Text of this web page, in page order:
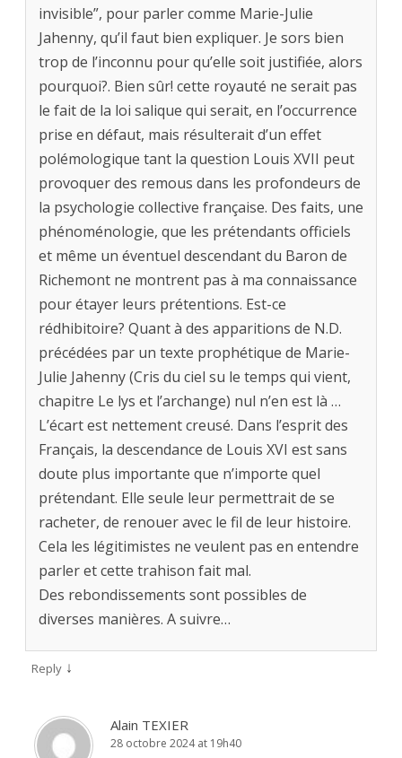
invisible”, pour parler comme Marie-Julie
Jahenny, qu’il faut bien expliquer. Je sors bien
trop de l’inconnu pour qu’elle soit justifiée, alors
pourquoi?. Bien sûr! cette royauté ne serait pas
le fait de la loi salique qui serait, en l’occurrence
prise en défaut, mais résulterait d’un effet
polémologique tant la question Louis XVII peut
provoquer des remous dans les profondeurs de
la psychologie collective française. Des faits, une
phénoménologie, que les prétendants officiels
et même un éventuel descendant du Baron de
Richemont ne montrent pas à ma connaissance
pour étayer leurs prétentions. Est-ce
rédhibitoire? Quant à des apparitions de N.D.
précédées par un texte prophétique de Marie-
Julie Jahenny (Cris du ciel su le temps qui vient,
chapitre Le lys et l’archange) nul n’en est là …
L’écart est nettement creusé. Dans l’esprit des
Français, la descendance de Louis XVI est sans
doute plus importante que n’importe quel
prétendant. Elle seule leur permettrait de se
racheter, de renouer avec le fil de leur histoire.
Cela les légitimistes ne veulent pas en entendre
parler et cette trahison fait mal.
Des rebondissements sont possibles de
diverses manières. A suivre…
Reply ↓
Alain TEXIER
28 octobre 2024 at 19h40